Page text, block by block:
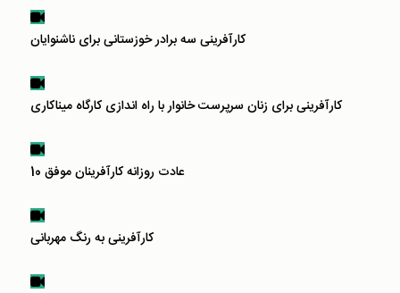
کارآفرینی سه برادر خوزستانی برای ناشنوایان
کارآفرینی برای زنان سرپرست خانوار با راه اندازی کارگاه میناکاری
10 عادت روزانه کارآفرینان موفق
کارآفرینی به رنگ مهربانی